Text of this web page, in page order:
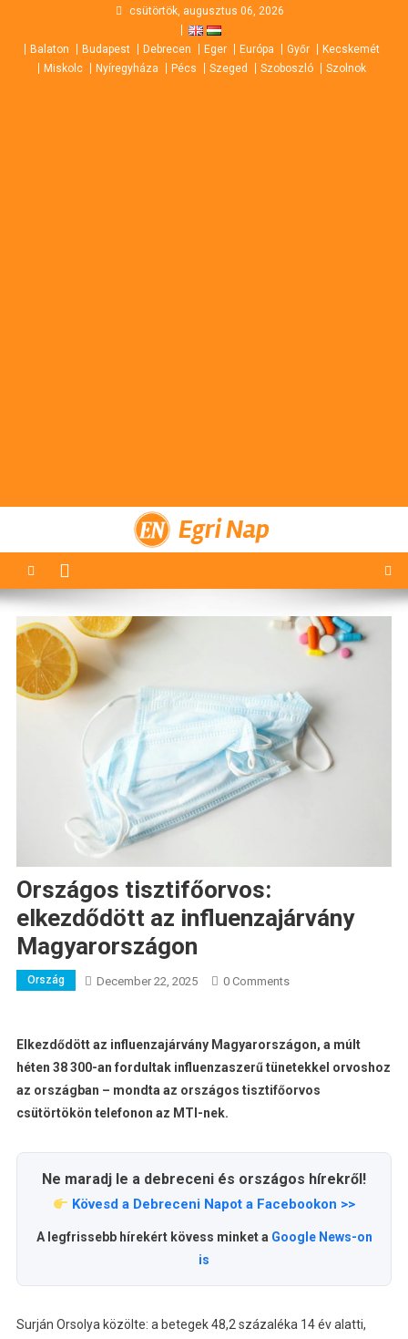
content
csütörtök, augusztus 06, 2026
Balaton Budapest Debrecen Eger Európa Győr
Kecskemét
Miskolc
Nyíregyháza Pécs Szeged Szoboszló Szolnok
Egri Nap
Országos tisztifőorvos:
elkezdődött az influenzajárvány
Magyarországon
Ország December 22, 2025 0 Comments
Elkezdődött az influenzajárvány Magyarországon, a múlt
héten 38 300-an fordultak influenzaszerű tünetekkel orvoshoz
az országban – mondta az országos tisztifőorvos
csütörtökön telefonon az MTI-nek.
Ne maradj le a debreceni és országos hírekről!
Kövesd a Debreceni Napot a Facebookon >>
A legfrissebb hírekért kövess minket a Google News-on
is
Surján Orsolya közölte: a betegek 48,2 százaléka 14 év alatti,